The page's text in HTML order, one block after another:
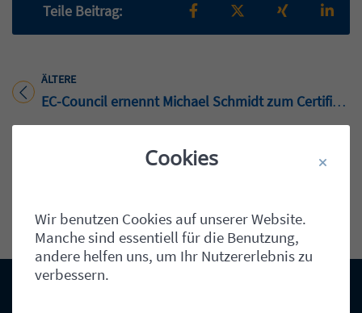
Teile Beitrag: Teilen auf Facebook
Teilen auf XTeilen auf
ÄLTERE
Titel für Beitrag
EC-Council ernennt Michael Schmidt zum Certified Ethical Hacker (CEH)
Titel für Beitrag
schmidt IT erhält NetApp Silber Partner Status
Cookies
Wir benutzen Cookies auf unserer Website.
Manche sind essentiell für die Benutzung,
andere helfen uns, um Ihr Nutzererlebnis zu
verbessern.